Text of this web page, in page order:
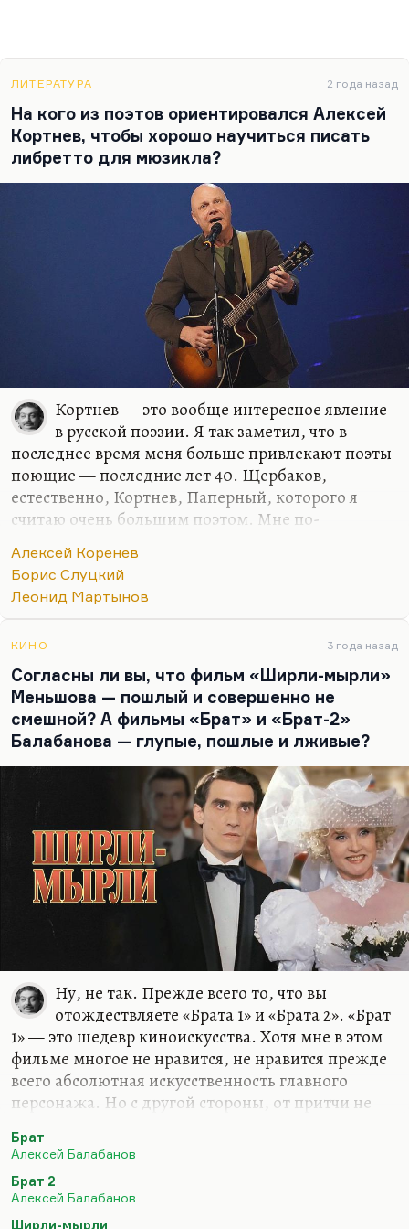
ЛИТЕРАТУРА 2 года назад
На кого из поэтов ориентировался Алексей
Кортнев, чтобы хорошо научиться писать
либретто для мюзикла?
Кортнев — это вообще интересное явление
в русской поэзии. Я так заметил, что в
последнее время меня больше привлекают поэты
поющие — последние лет 40. Щербаков,
естественно, Кортнев, Паперный, которого я
считаю очень большим поэтом. Мне по-
Оксимирон — это тоже музыка.
Это связано, наверное, с тем, о чем говорил
ближайших исканиях будет прежде всего искать
развитие — и рэп, и музыка. У Кортнева очень
прихотливая строфика, связанная с такой же
прихотливостью его фантазии. Богушевская,
которую я считаю, кстати, очень большим
поэтом. Это всё связано именно с…
Алексей Коренев
Борис Слуцкий
Леонид Мартынов
КИНО 3 года назад
Согласны ли вы, что фильм «Ширли-мырли»
Меньшова — пошлый и совершенно не
смешной? А фильмы «Брат» и «Брат-2»
Балабанова — глупые, пошлые и лживые?
Ну, не так. Прежде всего то, что вы
отождествляете «Брата 1» и «Брата 2». «Брат
1» — это шедевр киноискусства. Хотя мне в этом
фильме многое не нравится, не нравится прежде
всего абсолютная искусственность главного
персонажа. Но с другой стороны, от притчи не
— вот эта ликующая пустота, этот пустой
жизни совершенно триумфально, доказывая тот
Брат
Алексей Балабанов
Брат 2
Алексей Балабанов
Ширли-мырли